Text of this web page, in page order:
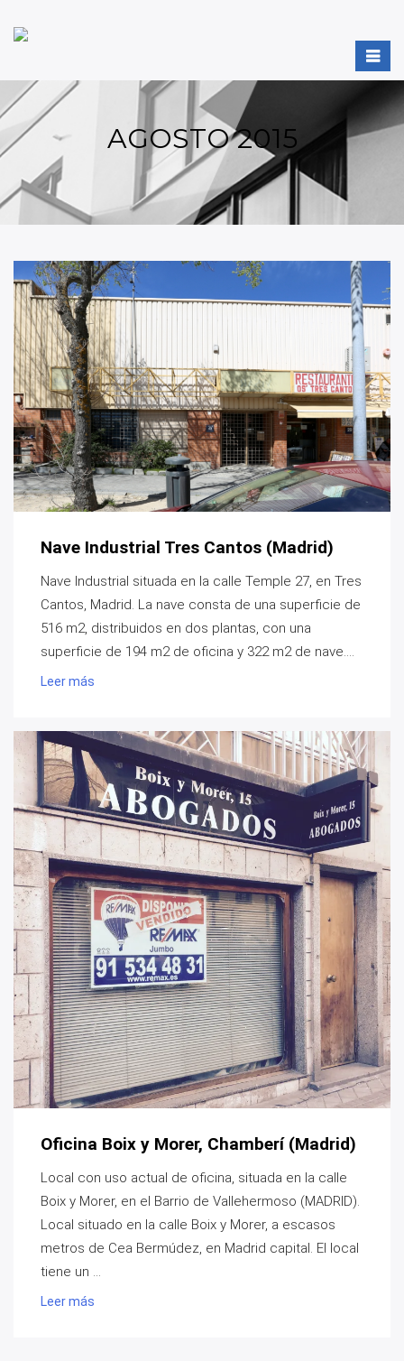
AGOSTO 2015
Nave Industrial Tres Cantos (Madrid)
Nave Industrial situada en la calle Temple 27, en Tres
Cantos, Madrid. La nave consta de una superficie de
516 m2, distribuidos en dos plantas, con una
superficie de 194 m2 de oficina y 322 m2 de nave....
Leer más
Oficina Boix y Morer, Chamberí (Madrid)
Local con uso actual de oficina, situada en la calle
Boix y Morer, en el Barrio de Vallehermoso (MADRID).
Local situado en la calle Boix y Morer, a escasos
metros de Cea Bermúdez, en Madrid capital. El local
tiene un ...
Leer más